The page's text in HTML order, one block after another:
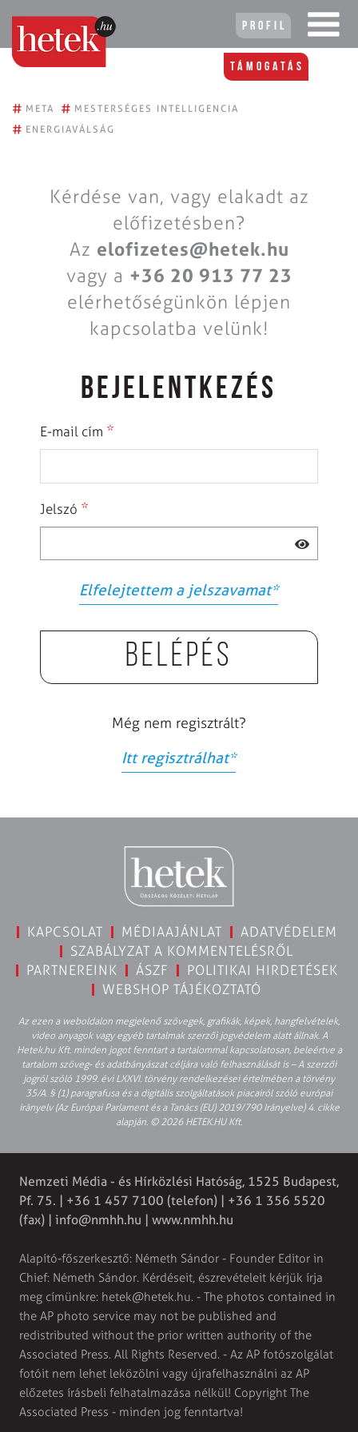
Profil
Támogatás
# META # MESTERSÉGES INTELLIGENCIA
# ENERGIAVÁLSÁG
Kérdése van, vagy elakadt az
előfizetésben?
Az elofizetes@hetek.hu
vagy a +36 20 913 77 23
elérhetőségünkön lépjen
kapcsolatba velünk!
BEJELENTKEZÉS
E-mail cím *
Jelszó *
Elfelejtettem a jelszavamat*
Belépés
Még nem regisztrált?
Itt regisztrálhat*
KAPCSOLAT MÉDIAAJÁNLAT
ADATVÉDELEM
SZABÁLYZAT A KOMMENTELÉSRŐL
PARTNEREINK
ÁSZF
POLITIKAI HIRDETÉSEK
WEBSHOP TÁJÉKOZTATÓ
Az ezen a weboldalon megjelenő szövegek, grafikák, képek, hangfelvételek,
video anyagok vagy egyéb tartalmak szerzői jogvédelem alatt állnak. A
Hetek.hu Kft. minden jogot fenntart a tartalommal kapcsolatosan, beleértve a
tartalom szöveg- és adatbányászat céljára való felhasználását is – A szerzői
jogról szóló 1999. évi LXXVI. törvény rendelkezései értelmében a törvény
35/A. § (1) paragrafusa és a digitális szolgáltatások piacairól szóló európai
irányelv (Az Európai Parlament és a Tanács (EU) 2019/790 Irányelve) 4. cikke
alapján. © 2026 HETEK.HU Kft.
Nemzeti Média - és Hírközlési Hatóság, 1525 Budapest,
Pf. 75. | +36 1 457 7100 (telefon) | +36 1 356 5520
(fax) | info@nmhh.hu | www.nmhh.hu
Alapító-főszerkesztő: Németh Sándor - Founder Editor in
Chief: Németh Sándor. Kérdéseit, észrevételeit kérjük írja
meg címünkre: hetek@hetek.hu. - The photos contained in
the AP photo service may not be published and
redistributed without the prior written authority of the
Associated Press. All Rights Reserved. - Az AP fotószolgálat
fotóit nem lehet leközölni vagy újrafelhasználni az AP
előzetes írásbeli felhatalmazása nélkül! Copyright The
Associated Press - minden jog fenntartva!